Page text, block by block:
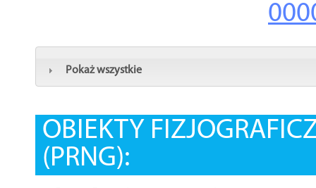
Pokaż wszystkie
OBIEKTY
(PRNG):